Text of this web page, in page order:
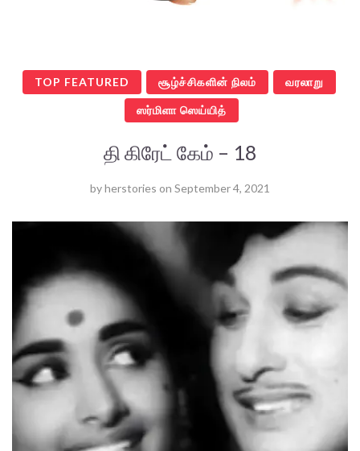
TOP FEATURED சூழ்ச்சிகளின் நிலம் வரலாறு
ஸர்மிளா ஸெய்யித்
தி கிரேட் கேம் – 18
byherstories on September 4, 2021